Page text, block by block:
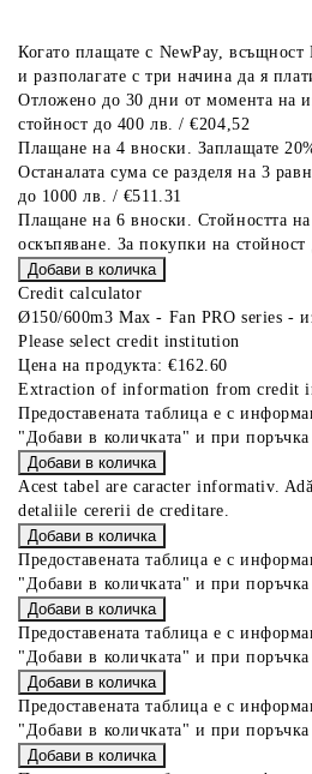
Когато плащате с NewPay,
и разполагате с три начина да я
Отложено до 30 дни от момента на
стойност до 400 лв. / €204,52
Плащане на 4 вноски. Заплащате
Останалата сума се разделя на 3
до 1000 лв. / €511.31
Плащане на 6 вноски. Стойността
оскъпяване. За покупки на
Credit calculator
Ø150/600m3 Max - Fan PRO series -
Please select credit institution
Цена на продукта: €162.60
Extraction of information from credit
Предоставената таблица е с
"Добави в количката" и при
Acest tabel are caracter informativ.
detaliile cererii de creditare.
Предоставената таблица е с
"Добави в количката" и при
Предоставената таблица е с
"Добави в количката" и при
Предоставената таблица е с
"Добави в количката" и при